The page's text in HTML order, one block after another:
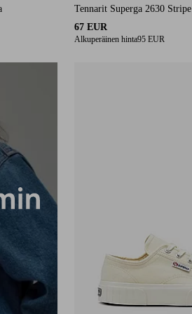
Tennarit Superga 2630 Stripe
67 EUR
Alkuperäinen hinta95 EUR